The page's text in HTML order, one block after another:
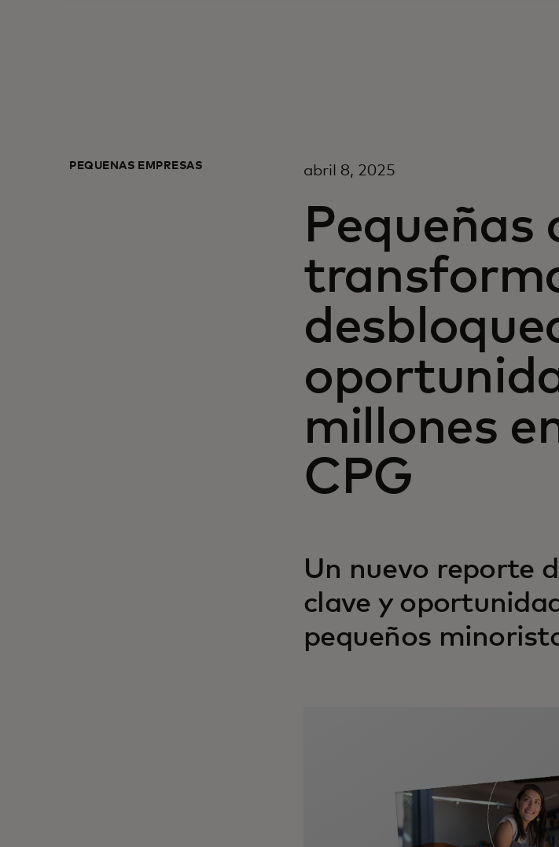
PEQUEÑAS EMPRESAS abril 8, 2025
Pequeñas
millones
CPG
Un nuevo reporte
clave y
pequeños